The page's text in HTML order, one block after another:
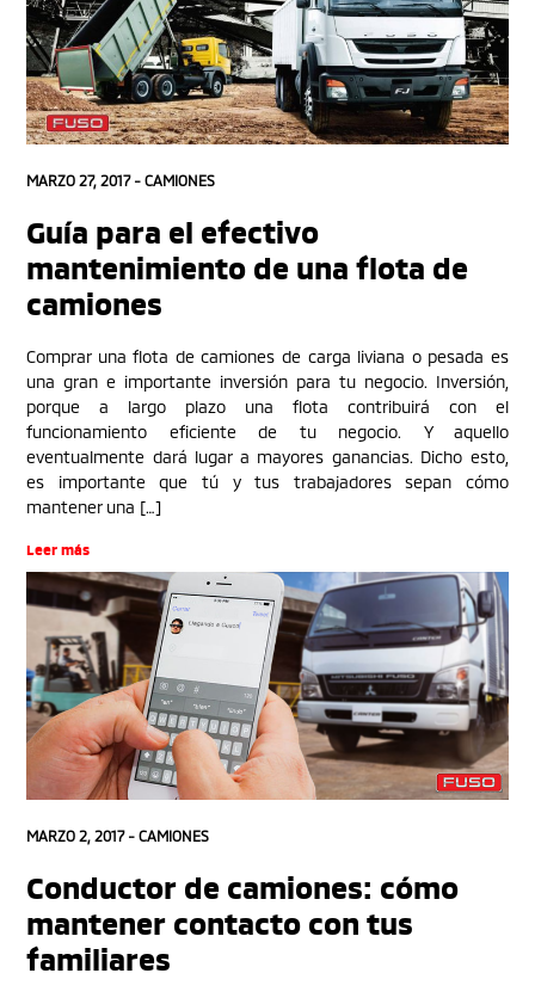
MARZO 27, 2017 - CAMIONES
Guía para el efectivo
mantenimiento de una flota de
camiones
Comprar una flota de camiones de carga liviana o pesada es
una gran e importante inversión para tu negocio. Inversión,
porque a largo plazo una flota contribuirá con el
funcionamiento eficiente de tu negocio. Y aquello
eventualmente dará lugar a mayores ganancias. Dicho esto,
es importante que tú y tus trabajadores sepan cómo
mantener una […]
Leer más
MARZO 2, 2017 - CAMIONES
Conductor de camiones: cómo
mantener contacto con tus
familiares